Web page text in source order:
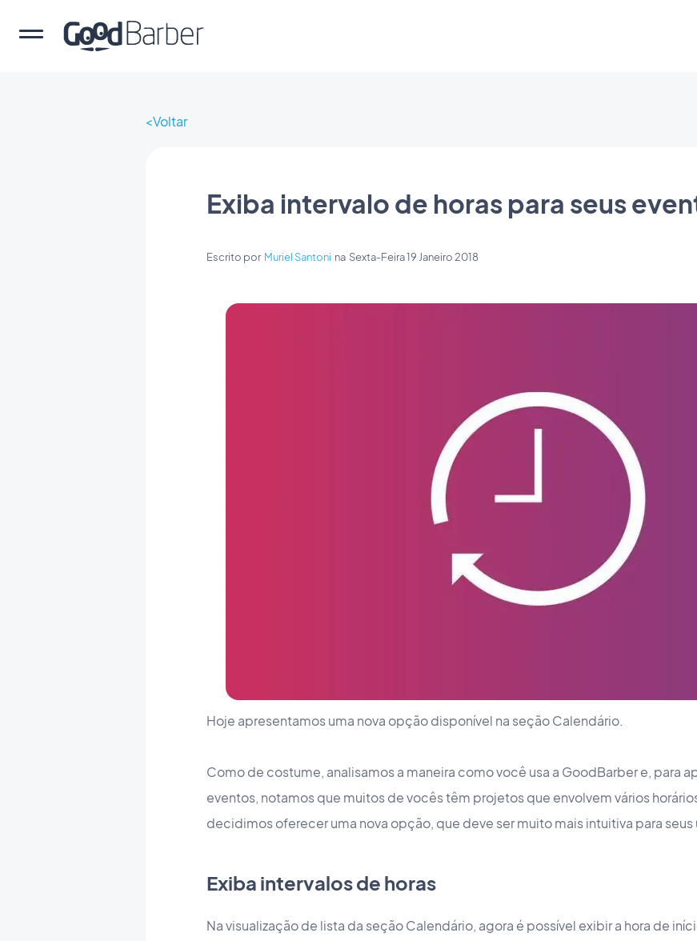
Voltar
Exiba intervalo de horas para seus
Escrito por Muriel Santoni na Sexta-Feira 19 Janeiro 2018
Hoje apresentamos uma nova opção disponível na seção Calendário.
Como de costume, analisamos a maneira como você usa a GoodBarber e, para
eventos, notamos que muitos de vocês têm projetos que envolvem vários
decidimos oferecer uma nova opção, que deve ser muito mais intuitiva para seus
Exiba intervalos de horas
Na visualização de lista da seção Calendário, agora é possível exibir a hora de